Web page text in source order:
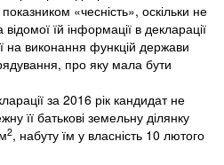
«чесність», оскільки не
їй інформації в декларації
на виконання функцій держави
про яку мала бути
за 2016 рік кандидат не
її батькові земельну ділянку
2, набуту їм у власність 10 лютого